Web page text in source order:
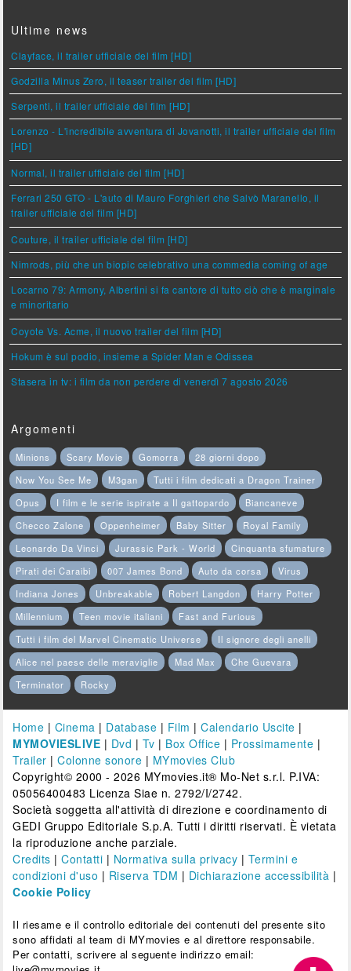
Ultime news
Clayface, il trailer ufficiale del film [HD]
Godzilla Minus Zero, il teaser trailer del film [HD]
Serpenti, il trailer ufficiale del film [HD]
Lorenzo - L'incredibile avventura di Jovanotti, il trailer ufficiale del film
[HD]
Normal, il trailer ufficiale del film [HD]
Ferrari 250 GTO - L'auto di Mauro Forghieri che Salvò Maranello, il
trailer ufficiale del film [HD]
Couture, il trailer ufficiale del film [HD]
Nimrods, più che un biopic celebrativo una commedia coming of age
Locarno 79: Armony, Albertini si fa cantore di tutto ciò che è marginale
e minoritario
Coyote Vs. Acme, il nuovo trailer del film [HD]
Hokum è sul podio, insieme a Spider Man e Odissea
Stasera in tv: i film da non perdere di venerdì 7 agosto 2026
Argomenti
Minions Scary Movie Gomorra
28 giorni dopo
Now You See Me
M3gan
Tutti i film dedicati a Dragon Trainer
Opus
I film e le serie ispirate a Il gattopardo
Biancaneve
Checco Zalone
Oppenheimer Baby Sitter
Royal Family
Leonardo Da Vinci
Jurassic Park - World
Cinquanta sfumature
Pirati dei Caraibi
007 James Bond Auto da corsa
Virus
Indiana Jones
Unbreakable Robert Langdon
Harry Potter
Millennium
Teen movie italiani
Fast and Furious
Tutti i film del Marvel Cinematic Universe
Il signore degli anelli
Alice nel paese delle meraviglie
Mad Max
Che Guevara
Terminator
Rocky
Home | Cinema | Database | Film |Calendario Uscite |
MYMOVIESLIVE | Dvd | Tv | Box Office | Prossimamente |
Trailer |Colonne sonore | MYmovies Club
Copyright© 2000 - 2026 MYmovies.it® Mo-Net s.r.l. P.IVA:
05056400483 Licenza Siae n. 2792/I/2742.
Società soggetta all'attività di direzione e coordinamento di
GEDI Gruppo Editoriale S.p.A. Tutti i diritti riservati. È vietata
la riproduzione anche parziale.
Credits |Contatti | Normativa sulla privacy | Termini e
condizioni d'uso | Riserva TDM | Dichiarazione accessibilità |
Cookie Policy
Il riesame e il controllo editoriale dei contenuti del presente sito
sono affidati al team di MYmovies e al direttore responsabile.
Per contatti, scrivere al seguente indirizzo email: